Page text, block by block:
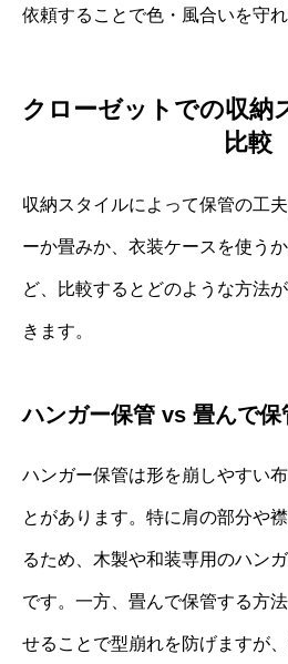
依頼することで色・風合いを守れ
クローゼットでの収納
比較
収納スタイルによって保管の工
ーか畳みか、衣装ケースを使う
ど、比較するとどのような方法
きます。
ハンガー保管 vs 畳んで保
ハンガー保管は形を崩しやすい
とがあります。特に肩の部分や
るため、木製や和装専用のハン
です。一方、畳んで保管する方
せることで型崩れを防げますが